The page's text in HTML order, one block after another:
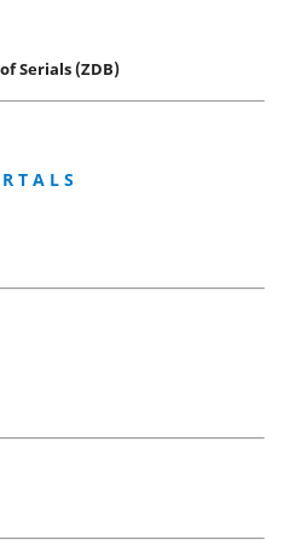
Serials (ZDB)
T A L S